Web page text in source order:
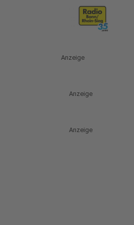
Anzeige
Anzeige
Anzeige